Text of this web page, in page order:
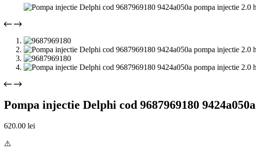
Pompa injectie Delphi cod 9687969180
620.00 lei